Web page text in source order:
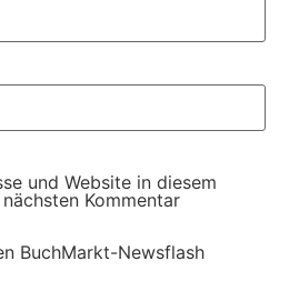
und Website in diesem
Kommentar
BuchMarkt-Newsflash